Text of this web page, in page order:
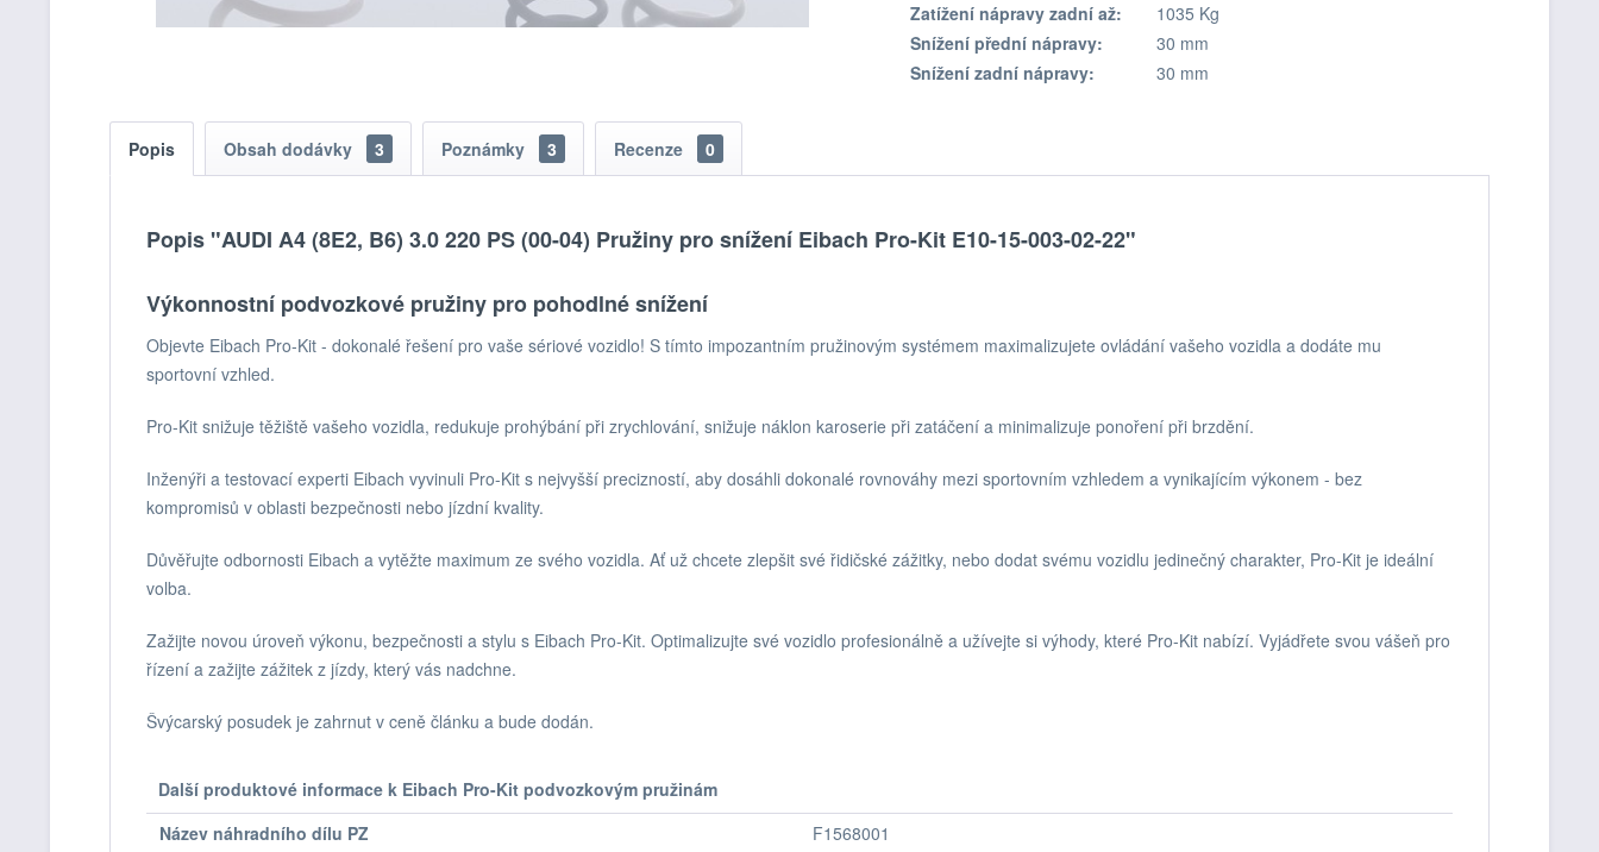
Zatížení nápravy zadní až:
1035 Kg
Snížení přední nápravy:
30 mm
Snížení zadní nápravy:
30 mm
Popis Obsah dodávky 3 Poznámky 3 Recenze 0
Popis "AUDI A4 (8E2, B6) 3.0 220 PS (00-04) Pružiny pro snížení Eibach Pro-Kit E10-15-003-02-22"
Výkonnostní podvozkové pružiny pro pohodlné snížení
Objevte Eibach Pro-Kit - dokonalé řešení pro vaše sériové vozidlo! S tímto impozantním pružinovým systémem maximalizujete ovládání vašeho vozidla a dodáte mu
sportovní vzhled.
Pro-Kit snižuje těžiště vašeho vozidla, redukuje prohýbání při zrychlování, snižuje náklon karoserie při zatáčení a minimalizuje ponoření při brzdění.
Inženýři a testovací experti Eibach vyvinuli Pro-Kit s nejvyšší precizností, aby dosáhli dokonalé rovnováhy mezi sportovním vzhledem a vynikajícím výkonem - bez
kompromisů v oblasti bezpečnosti nebo jízdní kvality.
Důvěřujte odbornosti Eibach a vytěžte maximum ze svého vozidla. Ať už chcete zlepšit své řidičské zážitky, nebo dodat svému vozidlu jedinečný charakter, Pro-Kit je ideální
volba.
Zažijte novou úroveň výkonu, bezpečnosti a stylu s Eibach Pro-Kit. Optimalizujte své vozidlo profesionálně a užívejte si výhody, které Pro-Kit nabízí. Vyjádřete svou vášeň pro
řízení a zažijte zážitek z jízdy, který vás nadchne.
Švýcarský posudek je zahrnut v ceně článku a bude dodán.
Další produktové informace k Eibach Pro-Kit podvozkovým pružinám
Název náhradního dílu PZ
F1568001